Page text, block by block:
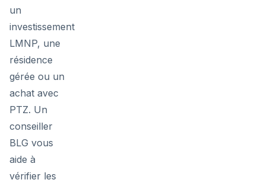
un
investissement
LMNP, une
résidence
gérée ou un
achat avec
PTZ. Un
conseiller
BLG vous
aide à
vérifier les